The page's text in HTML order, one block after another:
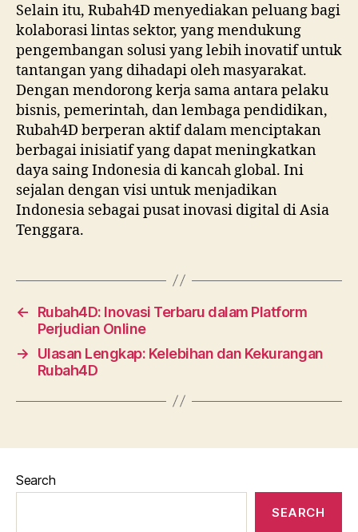
Selain itu, Rubah4D menyediakan peluang bagi
kolaborasi lintas sektor, yang mendukung
pengembangan solusi yang lebih inovatif untuk
tantangan yang dihadapi oleh masyarakat.
Dengan mendorong kerja sama antara pelaku
bisnis, pemerintah, dan lembaga pendidikan,
Rubah4D berperan aktif dalam menciptakan
berbagai inisiatif yang dapat meningkatkan
daya saing Indonesia di kancah global. Ini
sejalan dengan visi untuk menjadikan
Indonesia sebagai pusat inovasi digital di Asia
Tenggara.
←
Rubah4D: Inovasi Terbaru dalam Platform
Perjudian Online
→
Ulasan Lengkap: Kelebihan dan Kekurangan
Rubah4D
Search
SEARCH